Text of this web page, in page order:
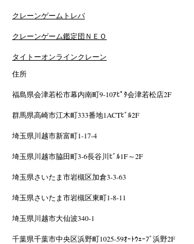
クレーンゲームトレバ
クレーンゲーム鑑定団ＮＥＯ
タイトーオンラインクレーン
住所
福島県会津若松市幕内南町9-10ｱﾋﾟﾀ会津若松店2F
群馬県高崎市江木町333番地1ACTﾋﾞﾙ2F
埼玉県川越市新富町1-17-4
埼玉県川越市脇田町3-6長谷川ﾋﾞﾙ1F～2F
埼玉県さいたま市岩槻区加倉3-3-63
埼玉県さいたま市岩槻区東町1-8-11
埼玉県川越市大仙波340-1
千葉県千葉市中央区浜野町1025-59ｵｰﾄｳｪｰﾌﾞ浜野2F